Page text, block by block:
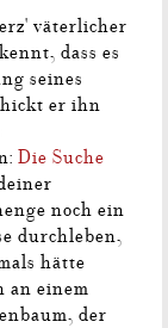
väterlicher
dass es
seines
er ihn
Die Suche
noch ein
durchleben,
hätte
an einem
der